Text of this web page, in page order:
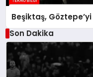
Beşiktaş,
Son Dakika